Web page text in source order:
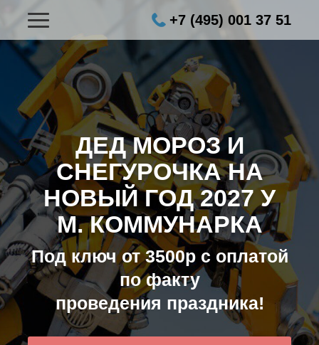
+7 (495) 001 37 51
ДЕД МОРОЗ И
СНЕГУРОЧКА НА
НОВЫЙ ГОД 2027 У
М. КОММУНАРКА
Под ключ от 3500р с оплатой
по факту
проведения праздника!